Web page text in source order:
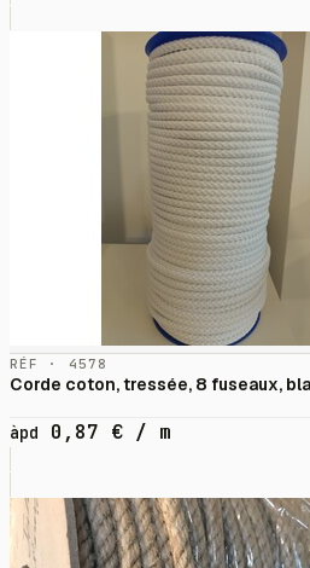
RÉF · 4578
Corde coton, tressée, 8 fuseaux,
àpd 0,87 € / m